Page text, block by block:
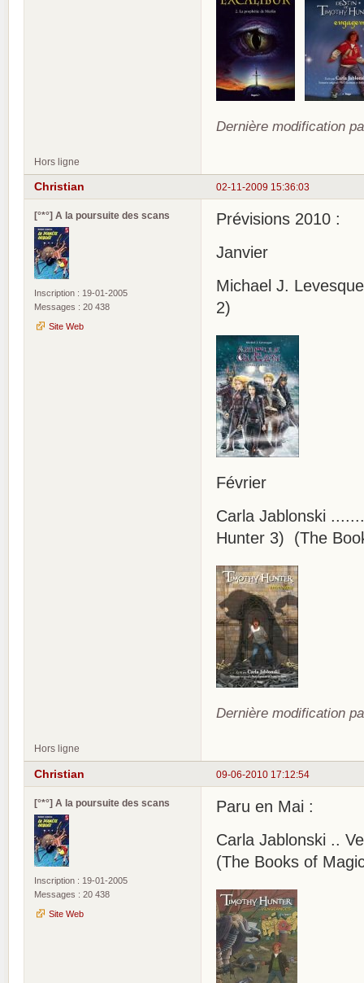
Dernière modification
Hors ligne
02-11-2009 15:36:03
Christian
[°*°] A la poursuite des scans
Inscription : 19-01-2005
Messages : 20 438
Site Web
Prévisions 2010 :
Janvier
Michael J.
2)
Février
Carla Jablonski
Hunter 3) (The
Dernière modification
Hors ligne
09-06-2010 17:12:54
Christian
[°*°] A la poursuite des scans
Inscription : 19-01-2005
Messages : 20 438
Site Web
Paru en Mai :
Carla Jablonski ..
(The Books of